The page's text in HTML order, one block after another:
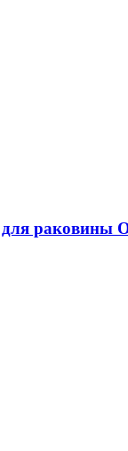
для раковины